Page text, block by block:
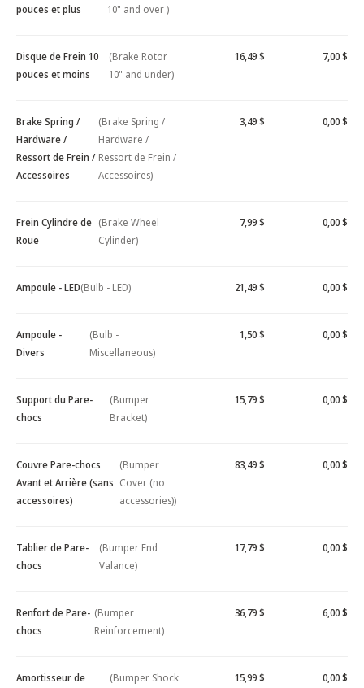
pouces et plus
10" and over )
Disque de Frein 10
pouces et moins
(Brake Rotor
10" and under)
16,49 $ 7,00 $
Brake Spring /
Hardware /
Ressort de Frein /
Accessoires
(Brake Spring /
Hardware /
Ressort de Frein /
Accessoires)
3,49 $ 0,00 $
Frein Cylindre de
Roue
(Brake Wheel
Cylinder)
7,99 $ 0,00 $
Ampoule - LED(Bulb - LED) 21,49 $ 0,00 $
Ampoule -
Divers
(Bulb -
Miscellaneous)
1,50 $ 0,00 $
Support du Pare-
chocs
(Bumper
Bracket)
15,79 $ 0,00 $
Couvre Pare-chocs
Avant et Arrière (sans
accessoires)
(Bumper
Cover (no
accessories))
83,49 $ 0,00 $
Tablier de Pare-
chocs
(Bumper End
Valance)
17,79 $ 0,00 $
Renfort de Pare-
chocs
(Bumper
Reinforcement)
36,79 $ 6,00 $
Amortisseur de
(Bumper Shock
15,99 $ 0,00 $